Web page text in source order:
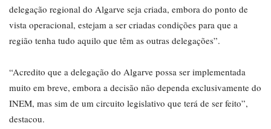
delegação regional do Algarve seja criada, embora do ponto de
vista operacional, estejam a ser criadas condições para que a
região tenha tudo aquilo que têm as outras delegações”.
“Acredito que a delegação do Algarve possa ser implementada
muito em breve, embora a decisão não dependa exclusivamente do
INEM, mas sim de um circuito legislativo que terá de ser feito”,
destacou.